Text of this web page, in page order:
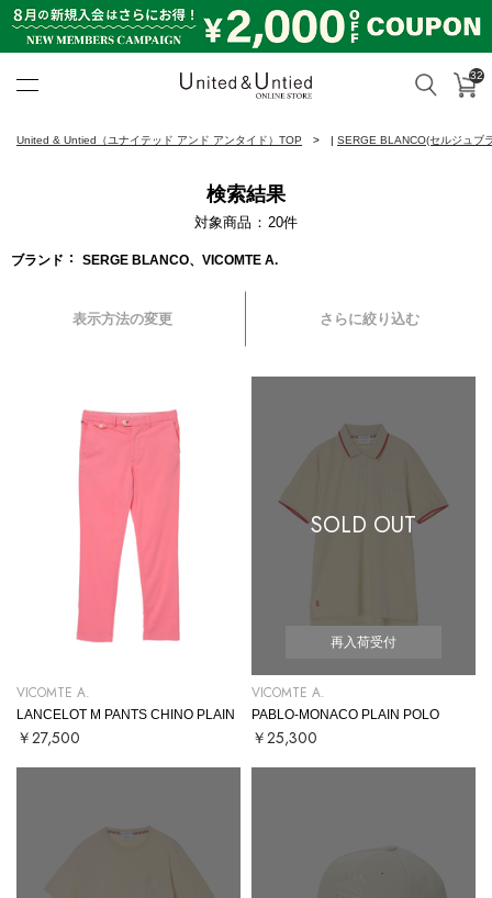
検索 カ
32
United & Untied（ユナイテッド アンド アンタイド）TOP | SERGE BLANCO(セルジュブ
検索結果
対象商品 20件
ブランド SERGE BLANCO、VICOMTE A.
表示方法の変更 さらに絞り込む
VICOMTE A.
LANCELOT M PANTS CHINO PLAIN
￥27,500
SOLD OUT
再入荷受付
VICOMTE A.
PABLO-MONACO PLAIN POLO
￥25,300